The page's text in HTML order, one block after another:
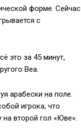
форме. Сейчас
с
это за 45 минут,
Веа.
арабески на поле.
игрока, что
на второй гол «Юве».